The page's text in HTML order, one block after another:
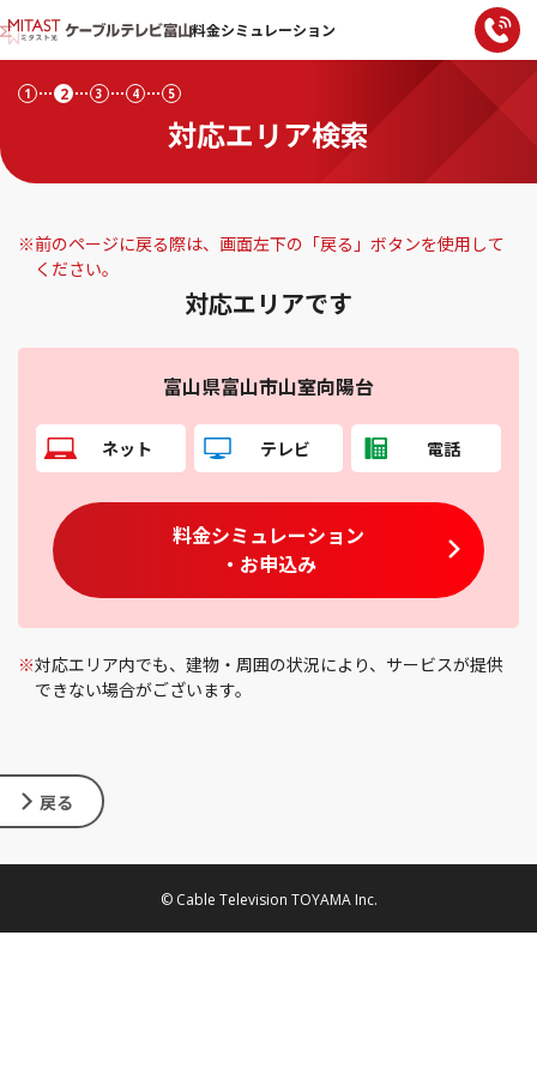
料金シミュレーション
対応エリア検索
1 2 3 4 5
※前のページに戻る際は、画面左下の「戻る」ボタンを使用して
ください。
対応エリアです
富山県富山市山室向陽台
ネット テレビ 電話
料金シミュレーション
・お申込み
※対応エリア内でも、建物・周囲の状況により、サービスが提供
できない場合がございます。
戻る
© Cable Television TOYAMA Inc.